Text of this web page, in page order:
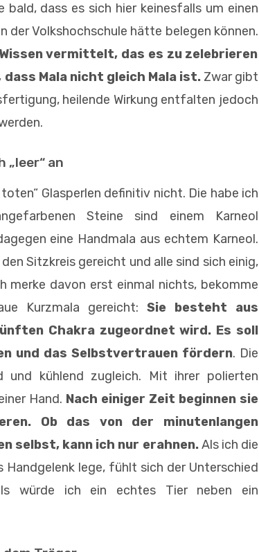
bald, dass es sich hier keinesfalls um einen
der Volkshochschule hätte belegen können.
vermittelt, das es zu zelebrieren
Mala nicht gleich Mala ist.Zwar gibt
heilende Wirkung entfalten jedoch
„leer“ an
Glasperlen definitiv nicht. Die habe ich
Steine sind einem Karneol
eine Handmala aus echtem Karneol.
Sitzkreis gereicht und alle sind sich einig,
merke davon erst einmal nichts, bekomme
Kurzmala gereicht: Sie besteht aus
Chakra zugeordnet wird. Es soll
und das Selbstvertrauen fördern. Die
und kühlend zugleich. Mit ihrer polierten
Hand. Nach einiger Zeit beginnen sie
Ob das von der minutenlangen
selbst, kann ich nur erahnen.Als ich die
lege, fühlt sich der Unterschied
würde ich ein echtes Tier neben ein